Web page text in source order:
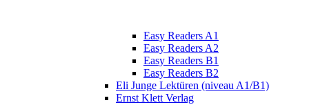
Easy Readers A1
Easy Readers A2
Easy Readers B1
Easy Readers B2
Eli Junge Lektüren (niveau A1/B1)
Ernst Klett Verlag